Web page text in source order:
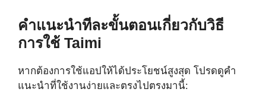
คำแนะนำทีละขั้นตอนเกี่ยวกับวิธี
การใช้ Taimi
หากต้องการใช้แอปให้ได้ประโยชน์สูงสุด โปรดดูคำ
แนะนำที่ใช้งานง่ายและตรงไปตรงมานี้: